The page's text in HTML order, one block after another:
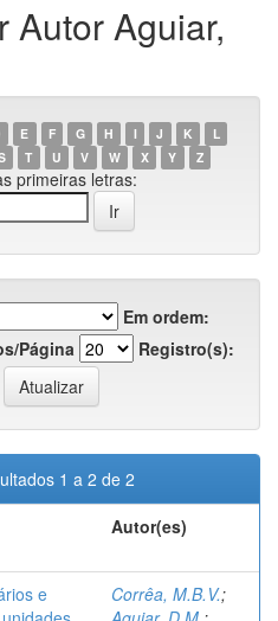
Autor Aguiar,
E F G H I J K
L
T U V W X Y Z
primeiras letras:
Em ordem:
Página
Registro(s):
1 a 2 de 2
Autor(es)
e
Corrêa, M.B.V.;